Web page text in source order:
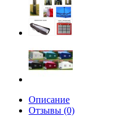
Описание
Отзывы (0)